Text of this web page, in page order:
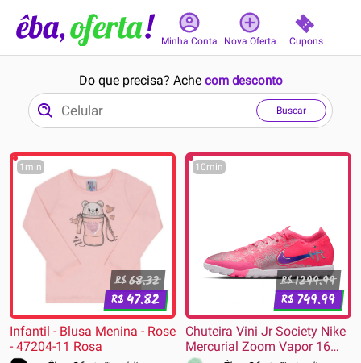
Minha Conta Nova Oferta Cupons
Do que precisa? Ache com desconto
Buscar
1min
R$68.32
R$47.82
Infantil - Blusa Menina - Rose
- 47204-11 Rosa
10min
R$1299.99
R$ 749.99
Chuteira Vini Jr Society Nike
Mercurial Zoom Vapor 16